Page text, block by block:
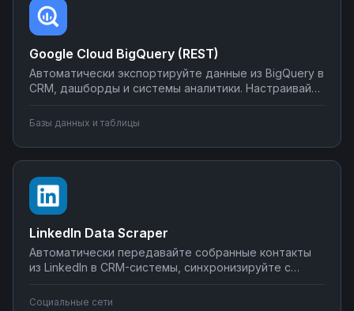
Google Cloud BigQuery (REST)
Автоматически экспортируйте данные из BigQuery в
CRM, дашборды и системы аналитики. Настраивайте
метрики с внешними сервисами, создавайте
Управляйте интеграциями BigQuery без SQL-
программирования.
Базы данных и таблицы
LinkedIn Data Scraper
Автоматически передавайте собранные контакты
из LinkedIn в CRM-системы, синхронизируйте с
продаж. Настройте интеграции LinkedIn Data Scraper
Социальные сети